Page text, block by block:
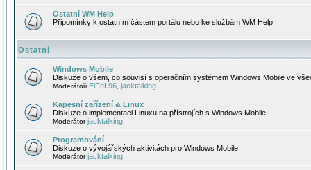
Ostatní WM Help
Připomínky k ostatním částem portálu nebo ke službám WM Help.
Ostatní
Windows Mobile
Diskuze o všem, co souvisí s operačním systémem Windows Mobile ve
Moderátoři EiFeL96 jacktalking
Kapesní zařízení & Linux
Diskuze o implementaci Linuxu na přístrojích s Windows Mobile.
Moderátorjacktalking
Programování
Diskuze o vývojářských aktivitách pro Windows Mobile.
Moderátorjacktalking